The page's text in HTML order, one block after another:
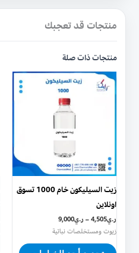
منتجات قد تعجبك
منتجات ذات صلة
زيت السيليكون خام 1000 تسوق
اونلاين
ر.ي4,505
– ر.ي9,000
زيوت ومستخلصات نباتية
هناك
العديد
لهذا
المنتج.
اختيار